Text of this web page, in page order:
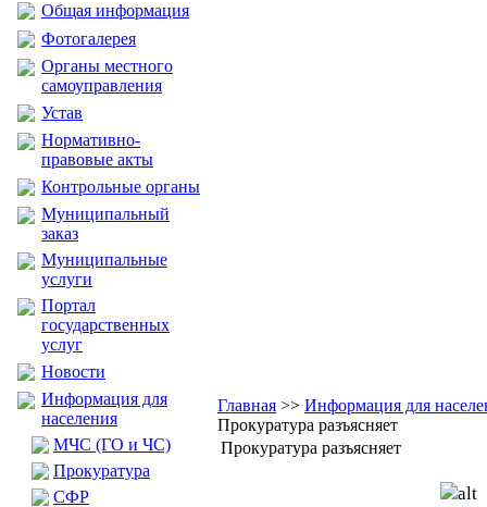
Общая информация
Фотогалерея
Органы местного
самоуправления
Устав
Нормативно-
правовые акты
Контрольные органы
Муниципальный
заказ
Муниципальные
услуги
Портал
государственных
услуг
Новости
Информация для
населения
МЧС (ГО и ЧС)
Прокуратура
CФР
Главная >> Информация для
Прокуратура разъясняет
Прокуратура разъясняет